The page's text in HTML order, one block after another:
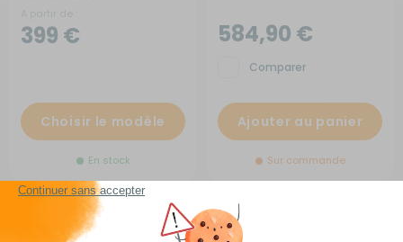
399 €
Choisir le modèle
En stock
584,90 €
Comparer
Ajouter au panier
Sur commande